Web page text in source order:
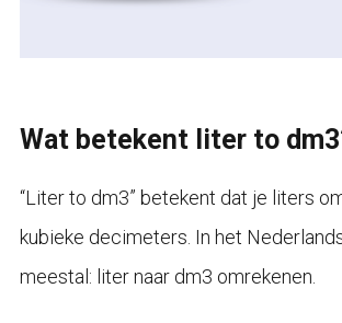
Wat betekent liter to
“Liter to dm3” betekent dat je liters
kubieke decimeters. In het
meestal: liter naar dm3 omrekenen.